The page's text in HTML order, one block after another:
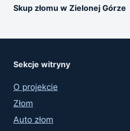
Skup złomu w Zielonej Górze
Sekcje witryny
O projekcie
Złom
Auto złom